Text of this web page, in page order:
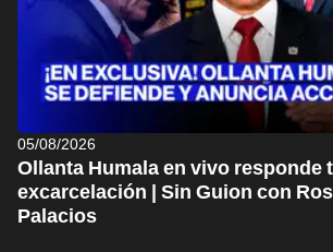
05/08/2026
Ollanta Humala en vivo responde
excarcelación | Sin Guion con
Palacios